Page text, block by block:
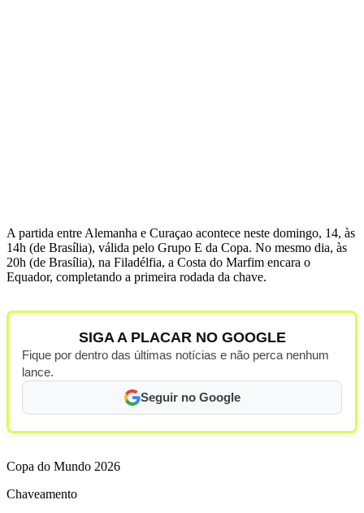
A partida entre Alemanha e Curaçao acontece neste domingo, 14, às
14h (de Brasília), válida pelo Grupo E da Copa. No mesmo dia, às
20h (de Brasília), na Filadélfia, a Costa do Marfim encara o
Equador, completando a primeira rodada da chave.
SIGA A PLACAR NO GOOGLE
Fique por dentro das últimas notícias e não perca nenhum
lance.
Seguir no Google
Copa do Mundo 2026
Chaveamento